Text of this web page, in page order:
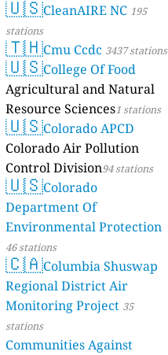
🇺🇸CleanAIRE NC 195
stations
🇹🇭Cmu Ccdc 3437 stations
🇺🇸College Of Food
Agricultural and Natural
Resource Sciences1 stations
🇺🇸Colorado APCD
Colorado Air Pollution
Control Division94 stations
🇺🇸Colorado
Department Of
Environmental Protection
46 stations
🇨🇦Columbia Shuswap
Regional District Air
Monitoring Project 35
stations
Communities Against